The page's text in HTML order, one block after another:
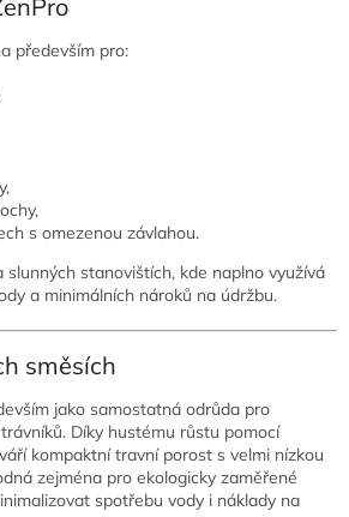
především pro:
s omezenou závlahou.
slunných stanovištích, kde naplno využívá
a minimálních nároků na údržbu.
směsích
jako samostatná odrůda pro
Díky hustému růstu pomocí
kompaktní travní porost s velmi nízkou
zejména pro ekologicky zaměřené
spotřebu vody i náklady na